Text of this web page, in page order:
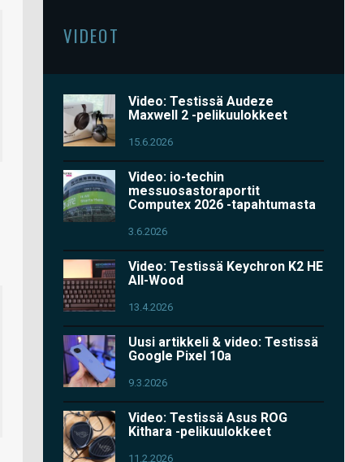
VIDEOT
Video: Testissä Audeze
Maxwell 2 -pelikuulokkeet
15.6.2026
Video: io-techin
messuosastoraportit
Computex 2026 -tapahtumasta
3.6.2026
Video: Testissä Keychron K2 HE
All-Wood
13.4.2026
Uusi artikkeli & video: Testissä
Google Pixel 10a
9.3.2026
Video: Testissä Asus ROG
Kithara -pelikuulokkeet
11.2.2026